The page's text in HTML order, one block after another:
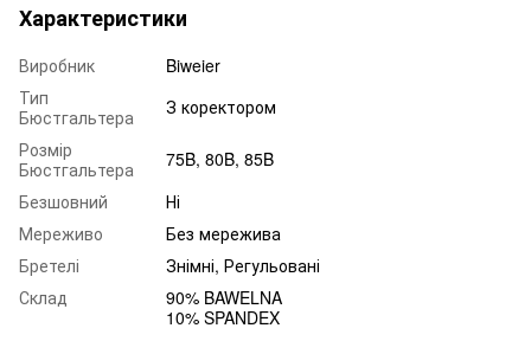
Характеристики
Виробник
Biweier
Тип
Бюстгальтера
З коректором
Розмір
Бюстгальтера
75B, 80B, 85B
Безшовний
Ні
Мереживо
Без мережива
Бретелі
Знімні, Регульовані
Склад
90% BAWELNA
10% SPANDEX